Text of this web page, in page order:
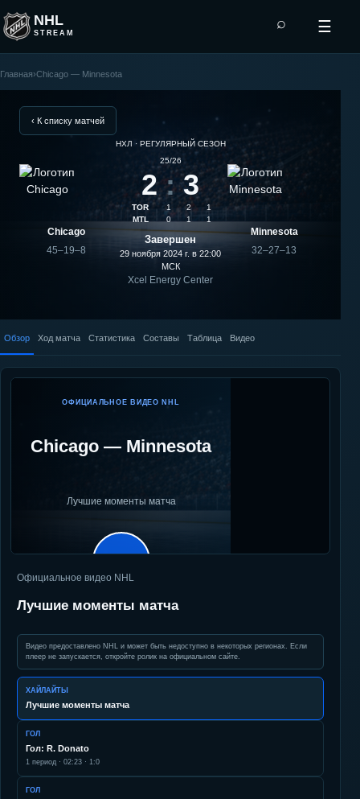
NHL
STREAM
⌕ ☰
Minnesota
результат
Главная›Chicago — Minnesota
‹ К списку матчей
Chicago
45–19–8
НХЛ · РЕГУЛЯРНЫЙ СЕЗОН
25/26
2 : 3
TOR 1 2
1
MTL
0 1 1
Завершен
29 ноября 2024 г. в 22:00
МСК
Xcel Energy Center
Minnesota
32–27–13
Обзор Ход матча Статистика Составы Таблица Видео
ОФИЦИАЛЬНОЕ ВИДЕО NHL
Chicago — Minnesota
Лучшие моменты матча
▶
Официальное видео NHL
Лучшие моменты матча
Видео предоставлено NHL и может быть недоступно в некоторых регионах. Если
плеер не запускается, откройте ролик на официальном сайте.
ХАЙЛАЙТЫ
Лучшие моменты матча
ГОЛ
Гол: R. Donato
1 период · 02:23 · 1:0
ГОЛ